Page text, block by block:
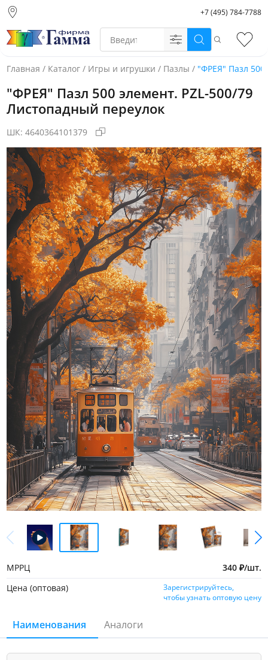
склад)
Санкт-Петербург
Екатеринбург
+7 (495) 784-7788
Поиск
Главная / Каталог / Игры и игрушки / Пазлы / "ФРЕЯ" Пазл 500
Фото товара
"ФРЕЯ" Пазл 500 элемент. PZL-500/79
Листопадный переулок
ШК: 4640364101379
МРРЦ 340 ₽/шт.
Цена (оптовая)
Зарегистрируйтесь,
чтобы узнать оптовую цену
Наименования Аналоги